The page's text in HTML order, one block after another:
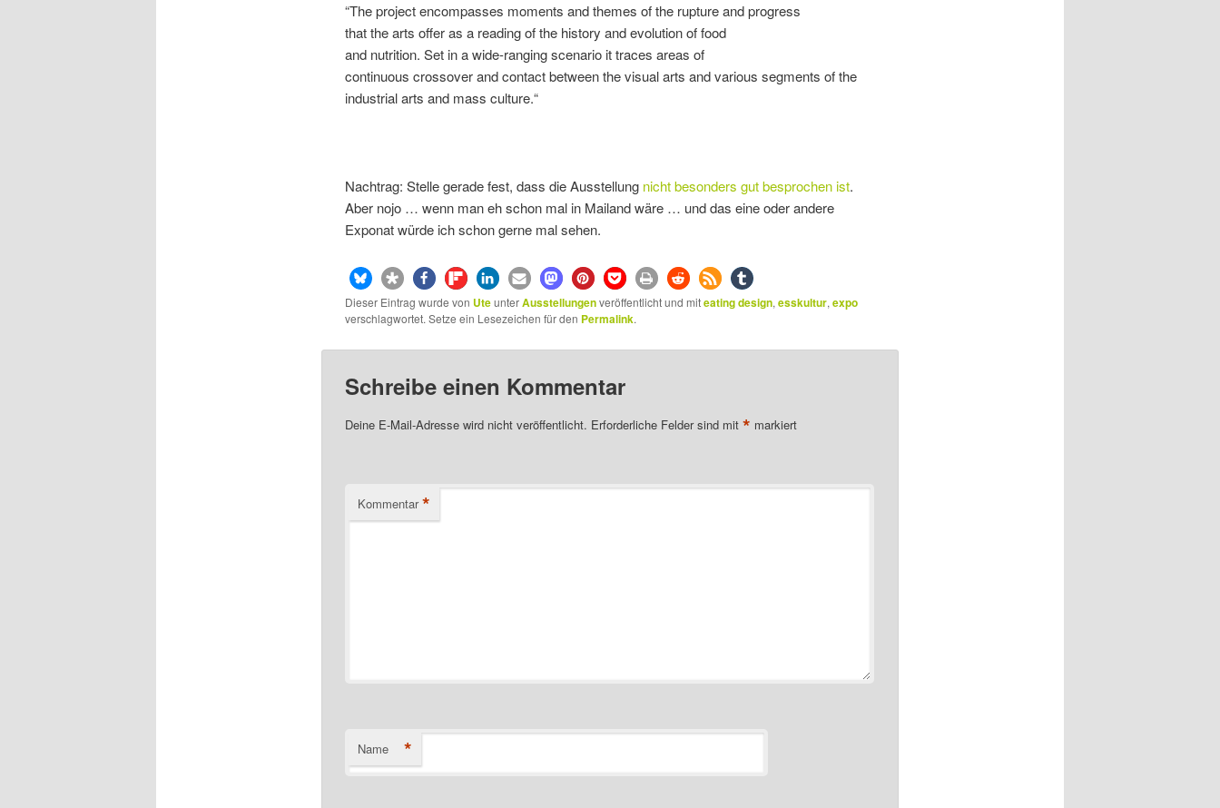
“The project encompasses moments and themes of the rupture and progress
that the arts offer as a reading of the history and evolution of food
and nutrition. Set in a wide-ranging scenario it traces areas of
continuous crossover and contact between the visual arts and various segments of the
industrial arts and mass culture.“
Nachtrag: Stelle gerade fest, dass die Ausstellung nicht besonders gut besprochen ist.
Aber nojo … wenn man eh schon mal in Mailand wäre … und das eine oder andere
Exponat würde ich schon gerne mal sehen.
Dieser Eintrag wurde von UteunterAusstellungenveröffentlicht und miteating design, esskultur, expo
verschlagwortet. Setze ein Lesezeichen für den Permalink.
Schreibe einen Kommentar
Deine E-Mail-Adresse wird nicht veröffentlicht. Erforderliche Felder sind mit * markiert
Kommentar *
Name *